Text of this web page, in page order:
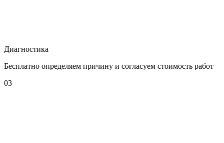
Диагностика
Бесплатно определяем причину и согласуем стоимость работ
03